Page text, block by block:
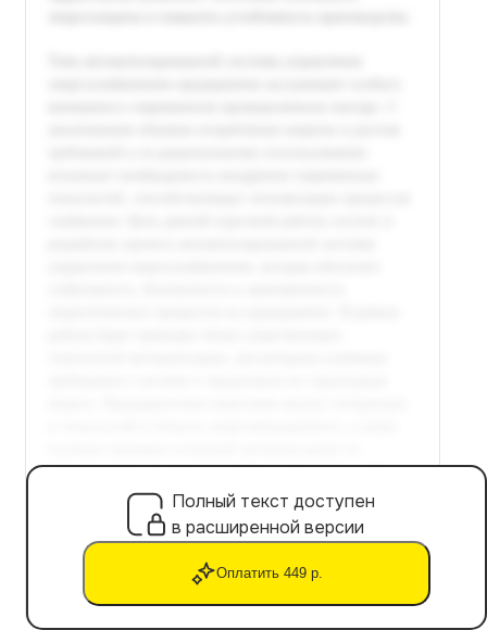
Полный текст доступен
в расширенной версии
Оплатить 449 р.